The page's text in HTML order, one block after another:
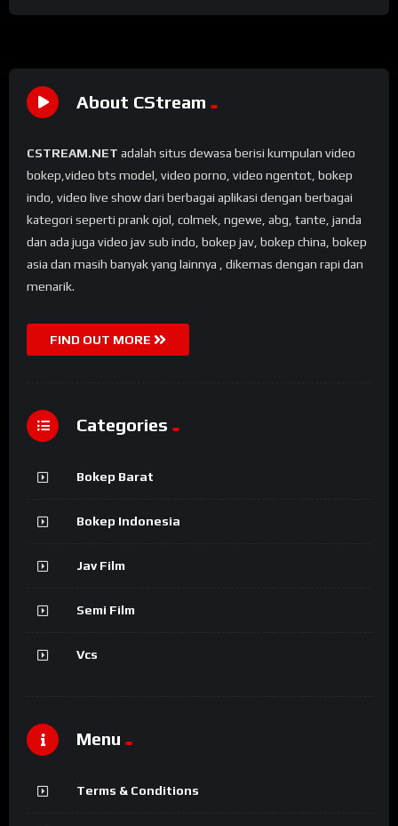
About CStream
CSTREAM.NET adalah situs dewasa berisi kumpulan video
bokep,video bts model, video porno, video ngentot, bokep
indo, video live show dari berbagai aplikasi dengan berbagai
kategori seperti prank ojol, colmek, ngewe, abg, tante, janda
dan ada juga video jav sub indo, bokep jav, bokep china, bokep
asia dan masih banyak yang lainnya , dikemas dengan rapi dan
menarik.
FIND OUT MORE
Categories
Bokep Barat
Bokep Indonesia
Jav Film
Semi Film
Vcs
Menu
Terms & Conditions